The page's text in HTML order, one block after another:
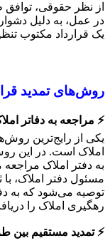
از نظر حقوقی،
در عمل، به دلیل
یک قرارداد مکتوب
روش‌های تمدید
⚡️ مراجعه به دفاتر
یکی از رایج‌ترین
املاک است. در این
به دفتر املاک مراجعه
مسئول دفتر املاک، با
توصیه می‌شود که به
رهگیری املاک را
⚡️ تمدید مستقیم بین